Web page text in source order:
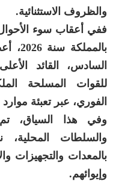
والظروف الاستثنائية.
ففي أعقاب سوء
السادس، القائد
للقوات المسلحة
الفوري، عبر تعبئة
وفي هذا السياق،
والسلطات
بالمعدات والتجهيزات
وإيوائهم.